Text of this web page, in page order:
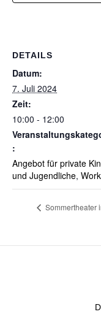
DETAILS
Datum:
7. Juli 2024
Zeit:
10:00 - 12:00
:
Angebot für private
und Jugendliche,
Sommertheater